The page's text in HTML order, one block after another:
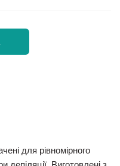
для рівномірного